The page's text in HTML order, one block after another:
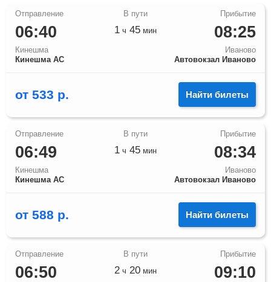
06:40
Кинешма
Кинешма АС
08:25
Иваново
Автовокзал Иваново
1 ч 45 мин
от 533 р. Найти билеты
06:49
Кинешма
Кинешма АС
08:34
Иваново
Автовокзал Иваново
1 ч 45 мин
от 588 р. Найти билеты
06:50 09:10
2 ч 20 мин